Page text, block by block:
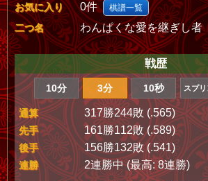
お気に入り 0件 棋譜一覧
二つ名 わんぱくな愛を継ぎし者
戦歴
10分 3分 10秒 スプリ
通算 317勝244敗 (.565)
先手 161勝112敗 (.589)
後手 156勝132敗 (.541)
連勝 2連勝中 (最高: 8連勝)